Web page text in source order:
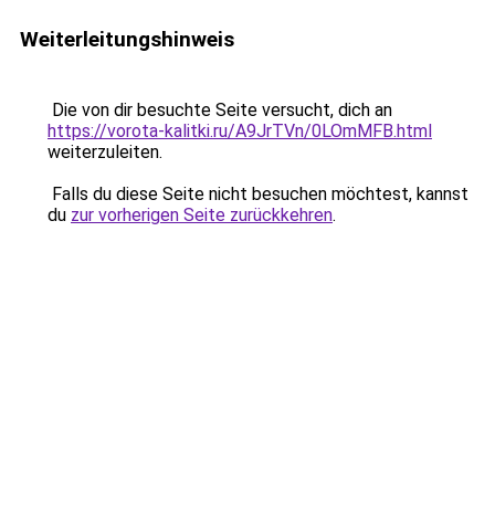
Weiterleitungshinweis
Die von dir besuchte Seite versucht, dich an
https://vorota-kalitki.ru/A9JrTVn/0LOmMFB.html
weiterzuleiten.
Falls du diese Seite nicht besuchen möchtest, kannst
du zur vorherigen Seite zurückkehren.